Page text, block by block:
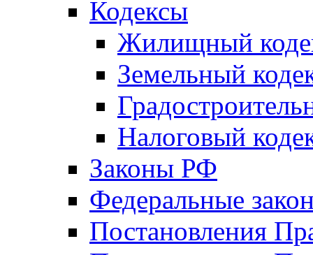
Кодексы
Жилищный
Земельный
Налоговый
Законы РФ
Федеральные
Постановления